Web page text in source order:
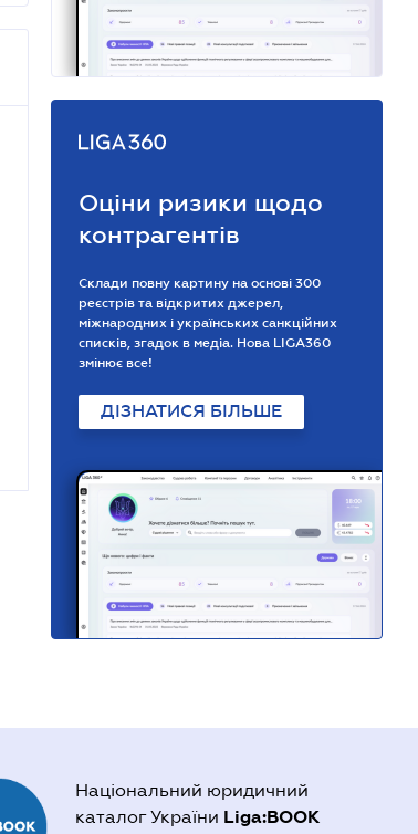
Оціни ризики щодо
контрагентів
Склади повну картину на основі 300
реєстрів та відкритих джерел,
міжнародних і українських санкційних
списків, згадок в медіа. Нова LIGA360
змінює все!
ДІЗНАТИСЯ БІЛЬШЕ
Національний юридичний
каталог України Liga:BOOK